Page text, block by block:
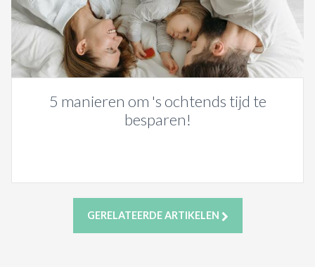
5 manieren om 's ochtends tijd te
besparen!
GERELATEERDE ARTIKELEN